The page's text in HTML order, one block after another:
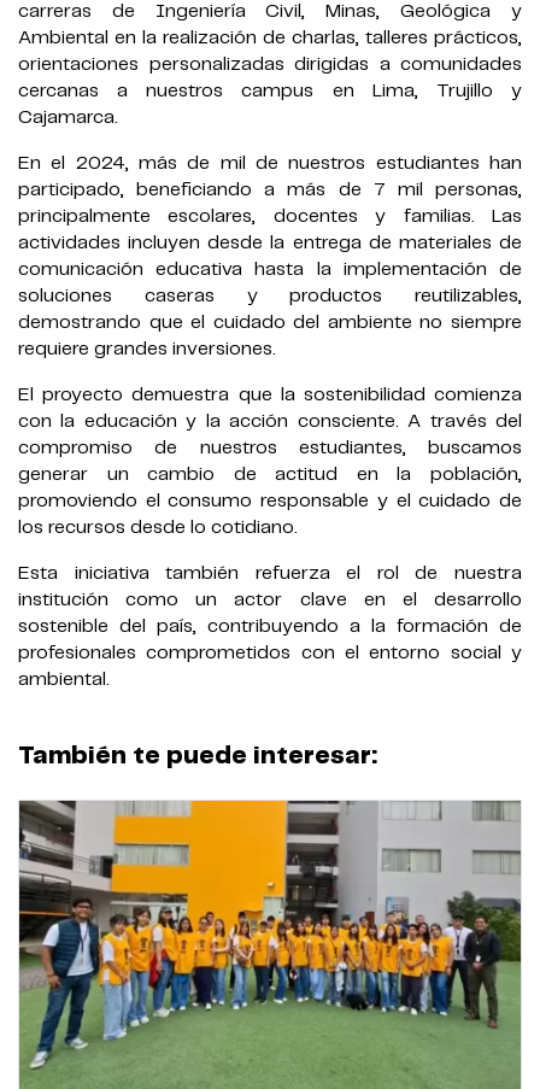
carreras de Ingeniería Civil, Minas, Geológica y
Ambiental en la realización de charlas, talleres prácticos,
orientaciones personalizadas dirigidas a comunidades
cercanas a nuestros campus en Lima, Trujillo y
Cajamarca.
En el 2024, más de mil de nuestros estudiantes han
participado, beneficiando a más de 7 mil personas,
principalmente escolares, docentes y familias. Las
actividades incluyen desde la entrega de materiales de
comunicación educativa hasta la implementación de
soluciones caseras y productos reutilizables,
demostrando que el cuidado del ambiente no siempre
requiere grandes inversiones.
El proyecto demuestra que la sostenibilidad comienza
con la educación y la acción consciente. A través del
compromiso de nuestros estudiantes, buscamos
generar un cambio de actitud en la población,
promoviendo el consumo responsable y el cuidado de
los recursos desde lo cotidiano.
Esta iniciativa también refuerza el rol de nuestra
institución como un actor clave en el desarrollo
sostenible del país, contribuyendo a la formación de
profesionales comprometidos con el entorno social y
ambiental.
También te puede interesar: